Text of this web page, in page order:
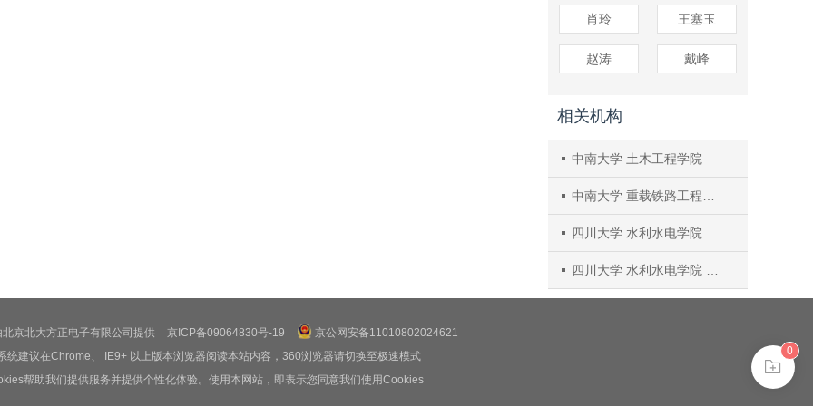
肖玲 王塞玉
赵涛 戴峰
相关机构
中南大学 土木工程学院
中南大学 重载铁路工程结构教育部重点实验室
四川大学 水利水电学院 水力学与山区河流开发保护国家重点实验室
四川大学 水利水电学院 水力学与山区河流开发保护国家重点实验室成都理工大学 地质灾害防治与地质环境保护国家重点实验室
京北大方正电子有限公司提供 京ICP备09064830号-19
京公网安备11010802024621
统建议在Chrome、 IE9+ 以上版本浏览器阅读本站内容，360浏览器请切换至极速模式
帮助我们提供服务并提供个性化体验。使用本网站，即表示您同意我们使用Cookies
0